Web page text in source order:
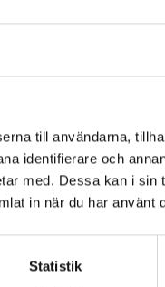
till användarna,
identifierare och
med. Dessa kan i sin
in när du har använt
Statistik